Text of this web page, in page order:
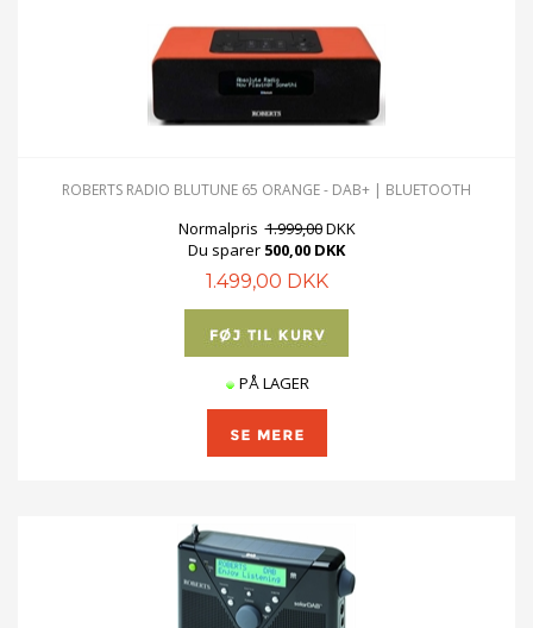
ROBERTS RADIO BLUTUNE 65 ORANGE - DAB+ | BLUETOOTH
Normalpris 1.999,00DKK
Du sparer 500,00 DKK
1.499,00 DKK
PÅ LAGER